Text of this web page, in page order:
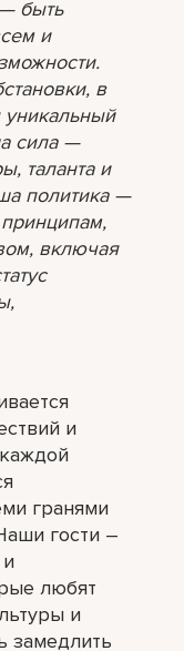
быть
и
в
уникальный
сила —
таланта и
политика —
включая
и
гранями
гости –
любят
и
замедлить